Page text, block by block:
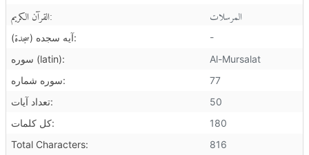
القرآن الكريم: المرسلات
آیه سجده (سجدة ):
-
سوره (latin):
Al-Mursalat
سوره شماره:
77
تعداد آیات:
50
کل کلمات:
180
Total Characters:
816